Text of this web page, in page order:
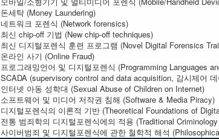
돈세탁 (Money Laundering)
네트워크 포렌식 (Network forensics)
최신 chip-off 기법 (New chip-off techniques)
최신 디지털포렌식 훈련 프로그램 (Novel Digital Forensics
온라인 사기 (Online Fraud)
프로그래밍언어 및 디지털포렌식 (Programming Languages
SCADA (supervisory control and data acquisition, 감시제어
인터넷 아동 성학대 (Sexual Abuse of Children on Internet)
소프트웨어 및 미디어 저작권 침해 (Software & Media Piracy)
디지털포렌식의 이론적 기반 (Theoretical Foundations of
전통 범죄학의 디지털포렌식에의 적용 (Traditional
사이버범죄 및 디지털포렌식에 관한 철학적 해석